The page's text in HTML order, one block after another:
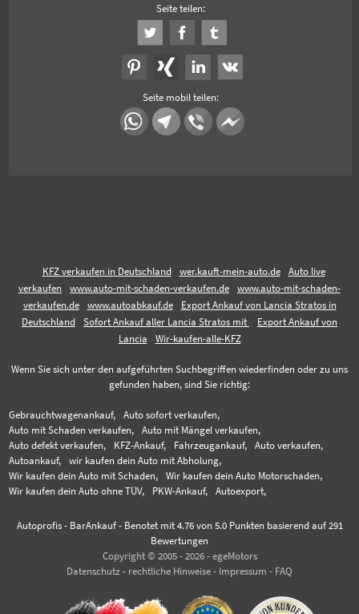
Seite teilen:
Seite mobil teilen:
KFZ verkaufen in Deutschland wer.kauft-mein-auto.de
Auto live
verkaufen
www.auto-mit-schaden-verkaufen.de
www.auto-mit-schaden-
verkaufen.de
www.autoabkauf.de
Export Ankauf von Lancia Stratos in
Deutschland
Sofort Ankauf aller Lancia Stratos mit
Export Ankauf von
Lancia
Wir-kaufen-alle-KFZ
Wenn Sie sich unter den aufgeführten Suchbegriffen wiederfinden oder zu uns
gefunden haben, sind Sie richtig:
Gebrauchtwagenankauf,
Auto sofort verkaufen,
Auto mit Schaden verkaufen,
Auto mit Mängel verkaufen,
Auto defekt verkaufen,
KFZ-Ankauf, Fahrzeugankauf,
Auto verkaufen,
Autoankauf,
wir kaufen dein Auto mit Abholung,
Wir kaufen dein Auto mit Schaden,
Wir kaufen dein Auto Motorschaden,
Wir kaufen dein Auto ohne TÜV,
PKW-Ankauf, Autoexport,
Autoprofis - BarAnkauf- Benotet mit 4.76von 5.0 Punkten basierend auf 291
Bewertungen
Copyright © 2005 - 2026 - egeMotors
Datenschutz - rechtliche Hinweise - Impressum - FAQ